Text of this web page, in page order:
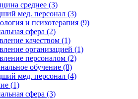
среднее (3)
мед. персонал (3)
и психотерапия (9)
сфера (2)
качеством (1)
организацией (1)
персоналом (2)
обучение (8)
мед. персонал (4)
(1)
сфера (3)